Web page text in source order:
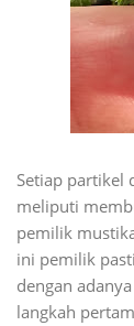
Setiap partikel
meliputi
pemilik
ini pemilik
dengan
langkah